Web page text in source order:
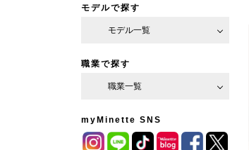
モデルで探す
モデル一覧
職業で探す
職業一覧
myMinette SNS